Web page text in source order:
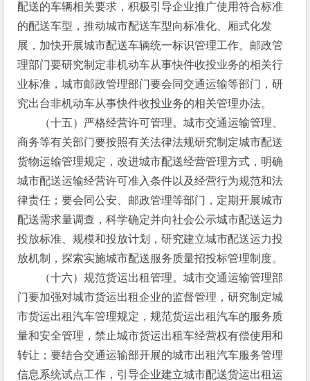
配送的车辆相关要求，积极引导企业推广使用符合标准
的配送车型，推动城市配送车型向标准化、厢式化发
展，加快开展城市配送车辆统一标识管理工作。邮政管
理部门要研究制定非机动车从事快件收投业务的相关行
业标准，城市邮政管理部门要会同交通运输等部门，研
究出台非机动车从事快件收投业务的相关管理办法。
（十五）严格经营许可管理。城市交通运输管理、
商务等有关部门要按照有关法律法规研究制定城市配送
货物运输管理规定，改进城市配送经营管理方式，明确
城市配送运输经营许可准入条件以及经营行为规范和法
律责任；要会同公安、邮政管理等部门，定期开展城市
配送需求量调查，科学确定并向社会公示城市配送运力
投放标准、规模和投放计划，研究建立城市配送运力投
放机制，探索实施城市配送服务质量招投标管理制度。
（十六）规范货运出租管理。城市交通运输管理部
门要加强对城市货运出租企业的监督管理，研究制定城
市货运出租汽车管理规定，规范货运出租汽车的服务质
量和安全管理，禁止城市货运出租车经营权有偿使用和
转让；要结合交通运输部开展的城市出租汽车服务管理
信息系统试点工作，引导企业建立城市配送货运出租运